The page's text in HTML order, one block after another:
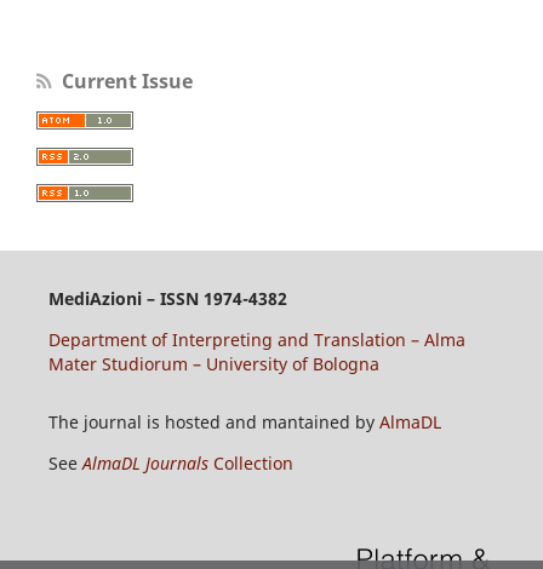
Current Issue
MediAzioni – ISSN 1974-4382
Department of Interpreting and Translation – Alma
Mater Studiorum – University of Bologna
The journal is hosted and mantained by AlmaDL
SeeAlmaDL JournalsCollection